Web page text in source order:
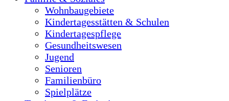
Wohnbaugebiete
Kindertagesstätten & Schulen
Kindertagespflege
Gesundheitswesen
Jugend
Senioren
Familienbüro
Spielplätze